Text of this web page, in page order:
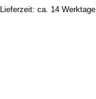
Lieferzeit: ca. 14 Werktage